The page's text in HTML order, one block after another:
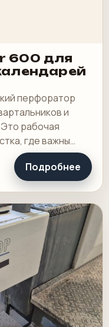
600 для
перфоратор
и
рабочая
где важны
смена
Подробнее